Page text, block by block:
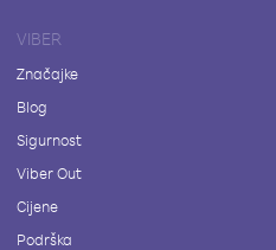
VIBER
Značajke
Blog
Sigurnost
Viber Out
Cijene
Podrška